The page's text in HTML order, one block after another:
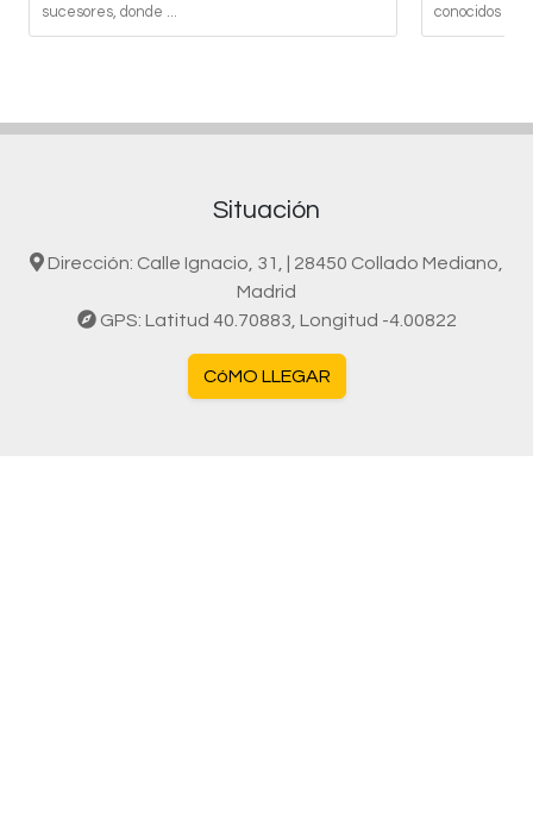
sucesores, donde ...
conocidos y
Situación
Dirección: Calle Ignacio, 31, | 28450 Collado Mediano,
Madrid
GPS: Latitud 40.70883, Longitud -4.00822
CóMO LLEGAR